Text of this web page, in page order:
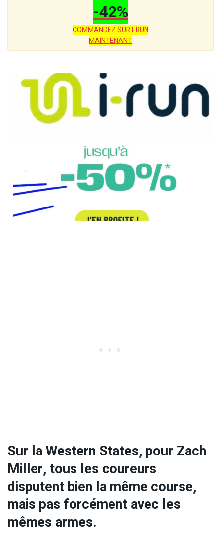
-42%
COMMANDEZ SUR I-RUN
MAINTENANT
Sur la Western States, pour Zach
Miller, tous les coureurs
disputent bien la même course,
mais pas forcément avec les
mêmes armes.